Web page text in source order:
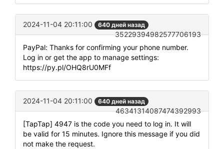
2024-11-04 20:11:00 640 дней назад
35229394982577706193
PayPal: Thanks for confirming your phone number.
Log in or get the app to manage settings:
https://py.pl/OHQ8rU0MFf
2024-11-04 20:11:00 640 дней назад
46341314087474392993
[TapTap] 4947 is the code you need to log in. It will
be valid for 15 minutes. Ignore this message if you did
not make the request.